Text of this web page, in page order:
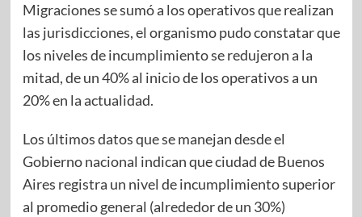
Migraciones se sumó a los operativos que realizan
las jurisdicciones, el organismo pudo constatar que
los niveles de incumplimiento se redujeron a la
mitad, de un 40% al inicio de los operativos a un
20% en la actualidad.
Los últimos datos que se manejan desde el
Gobierno nacional indican que ciudad de Buenos
Aires registra un nivel de incumplimiento superior
al promedio general (alrededor de un 30%)